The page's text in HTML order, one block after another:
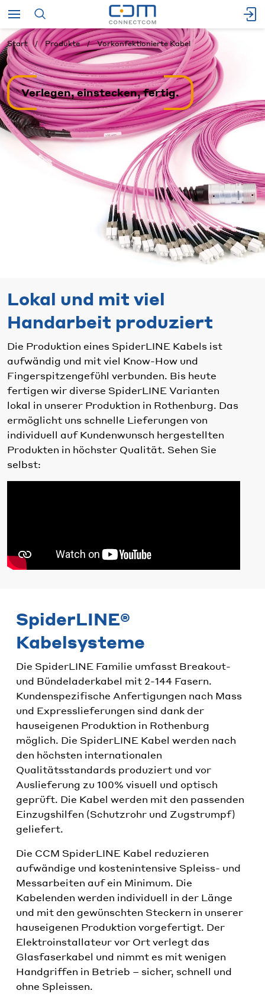
Start Produkte Vorkonfektionierte Kabel
Verlegen, einstecken, fertig.
Lokal und mit viel
Handarbeit produziert
Die Produktion eines SpiderLINE Kabels ist
aufwändig und mit viel Know-How und
Fingerspitzengefühl verbunden. Bis heute
fertigen wir diverse SpiderLINE Varianten
lokal in unserer Produktion in Rothenburg. Das
ermöglicht uns schnelle Lieferungen von
individuell auf Kundenwunsch hergestellten
Produkten in höchster Qualität. Sehen Sie
selbst:
SpiderLINE®
Kabelsysteme
Die SpiderLINE Familie umfasst Breakout-
und Bündeladerkabel mit 2-144 Fasern.
Kundenspezifische Anfertigungen nach Mass
und Expresslieferungen sind dank der
hauseigenen Produktion in Rothenburg
möglich. Die SpiderLINE Kabel werden nach
den höchsten internationalen
Qualitätsstandards produziert und vor
Auslieferung zu 100% visuell und optisch
geprüft. Die Kabel werden mit den passenden
Einzugshilfen (Schutzrohr und Zugstrumpf)
geliefert.
Die CCM SpiderLINE Kabel reduzieren
aufwändige und kostenintensive Spleiss- und
Messarbeiten auf ein Minimum. Die
Kabelenden werden individuell in der Länge
und mit den gewünschten Steckern in unserer
hauseigenen Produktion vorgefertigt. Der
Elektroinstallateur vor Ort verlegt das
Glasfaserkabel und nimmt es mit wenigen
Handgriffen in Betrieb – sicher, schnell und
ohne Spleissen.